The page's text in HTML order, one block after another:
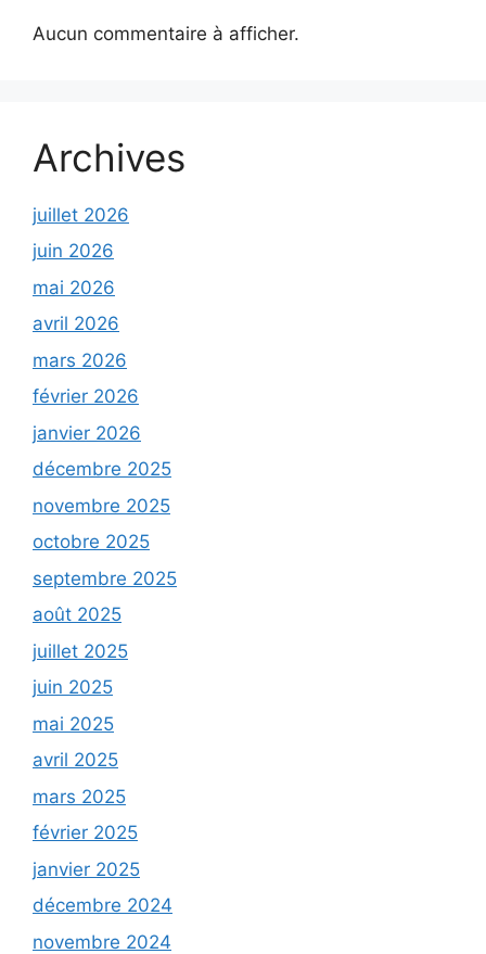
Aucun commentaire à afficher.
Archives
juillet 2026
juin 2026
mai 2026
avril 2026
mars 2026
février 2026
janvier 2026
décembre 2025
novembre 2025
octobre 2025
septembre 2025
août 2025
juillet 2025
juin 2025
mai 2025
avril 2025
mars 2025
février 2025
janvier 2025
décembre 2024
novembre 2024